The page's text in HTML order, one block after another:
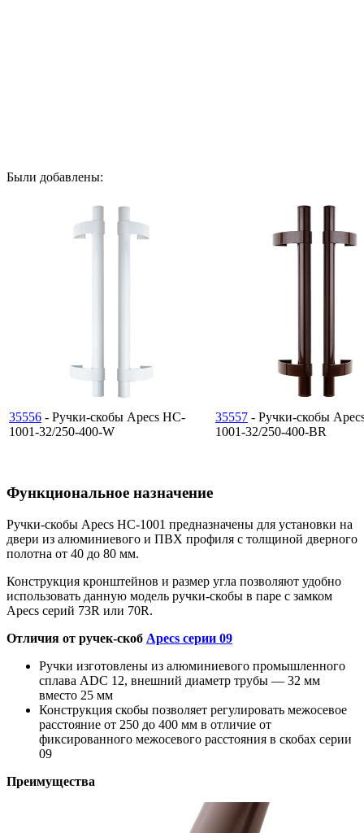
Были добавлены:
35556 - Ручки-скобы Apecs HC-
1001-32/250-400-W
35557 - Ручки-скобы
1001-32/250-400-BR
Функциональное назначение
Ручки-скобы Apecs HC-1001 предназначены для установки на
двери из алюминиевого и ПВХ профиля с толщиной дверного
полотна от 40 до 80 мм.
Конструкция кронштейнов и размер угла позволяют удобно
использовать данную модель ручки-скобы в паре с замком
Apecs серий 73R или 70R.
Отличия от ручек-скоб Apecs серии 09
Ручки изготовлены из алюминиевого промышленного
сплава ADC 12, внешний диаметр трубы — 32 мм
вместо 25 мм
Конструкция скобы позволяет регулировать межосевое
расстояние от 250 до 400 мм в отличие от
фиксированного межосевого расстояния в скобах серии
09
Преимущества